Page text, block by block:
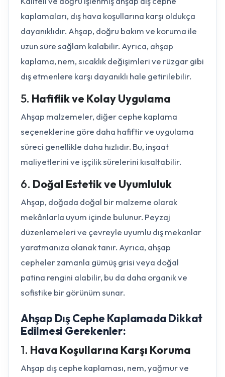
kaplamaları, dış hava koşullarına karşı oldukça
dayanıklıdır. Ahşap, doğru bakım ve koruma ile
uzun süre sağlam kalabilir. Ayrıca, ahşap
kaplama, nem, sıcaklık değişimleri ve rüzgar gibi
dış etmenlere karşı dayanıklı hale getirilebilir.
5. Hafiflik ve Kolay Uygulama
Ahşap malzemeler, diğer cephe kaplama
seçeneklerine göre daha hafiftir ve uygulama
süreci genellikle daha hızlıdır. Bu, inşaat
maliyetlerini ve işçilik sürelerini kısaltabilir.
6. Doğal Estetik ve Uyumluluk
Ahşap, doğada doğal bir malzeme olarak
mekânlarla uyum içinde bulunur. Peyzaj
düzenlemeleri ve çevreyle uyumlu dış mekanlar
yaratmanıza olanak tanır. Ayrıca, ahşap
cepheler zamanla gümüş grisi veya doğal
patina rengini alabilir, bu da daha organik ve
sofistike bir görünüm sunar.
Ahşap Dış Cephe Kaplamada Dikkat
Edilmesi Gerekenler:
1. Hava Koşullarına Karşı Koruma
Ahşap dış cephe kaplaması, nem, yağmur ve